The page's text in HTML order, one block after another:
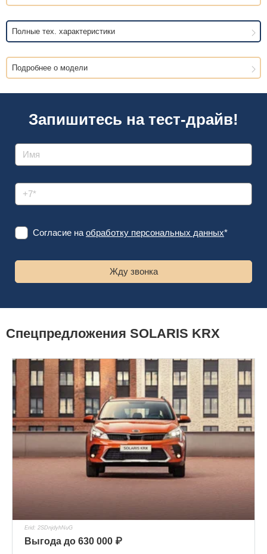
Полные тех. характеристики
Подробнее о модели
Запишитесь на тест-драйв!
Согласие на обработку персональных данных*
Спецпредложения SOLARIS KRX
Erid: 2SDnjdyhNuG
Выгода до 630 000 ₽